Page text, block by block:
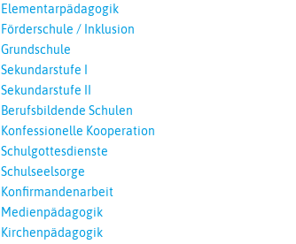
Elementarpädagogik
Förderschule / Inklusion
Grundschule
Sekundarstufe I
Sekundarstufe II
Berufsbildende Schulen
Konfessionelle Kooperation
Schulgottesdienste
Schulseelsorge
Konfirmandenarbeit
Medienpädagogik
Kirchenpädagogik